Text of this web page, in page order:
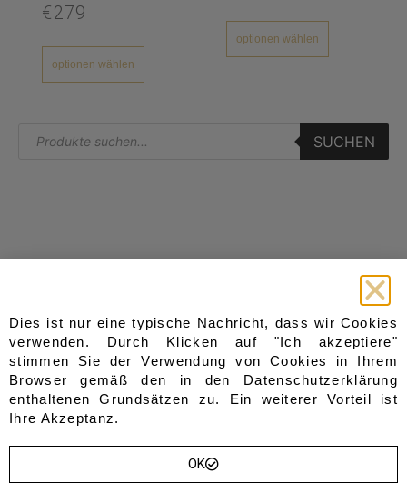
€279
optionen wählen
optionen wählen
SUCHEN
Home
Shop
Blog
Über Uns
Kontakt
Wishlist
Sevice
Sitzbänke
Gesteppt
Gepolstert
aus Holz
aus Metall
Sofas & Sessel
Andere
Dies ist nur eine typische Nachricht, dass wir Cookies
verwenden. Durch Klicken auf "Ich akzeptiere"
stimmen Sie der Verwendung von Cookies in Ihrem
Browser gemäß den in den Datenschutzerklärung
enthaltenen Grundsätzen zu. Ein weiterer Vorteil ist
Ihre Akzeptanz.
OK